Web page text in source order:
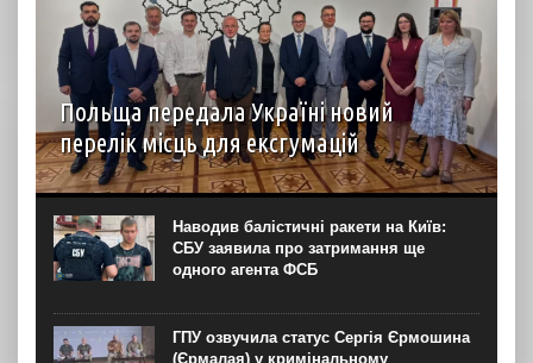
Польща передала Україні новий
перелік місць для ексгумацій
У Львові 5 серпня пройшло засідання Українсько-
польської робочої групи у справах гідних поховань, у
межах якого Польща передала перелік місць для
проведення подальших робіт на території України. Про
це...
Наводив балістичні ракети на Київ:
СБУ заявила про затримання ще
одного агента ФСБ
ГПУ озвучила статус Сергія Єрмошина
(Єрмалая) у кримінальному